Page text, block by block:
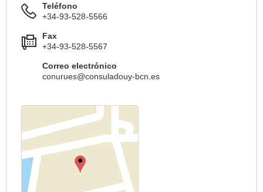
Teléfono
+34-93-528-5566
Fax
+34-93-528-5567
Correo electrónico
conurues@consuladouy-bcn.es